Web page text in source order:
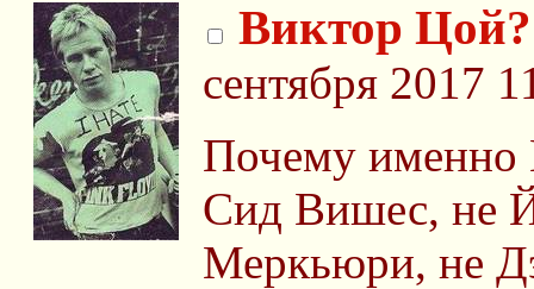
Виктор Цой?
сентября 2017
Почему именно
Сид Вишес, не
Меркьюри, не